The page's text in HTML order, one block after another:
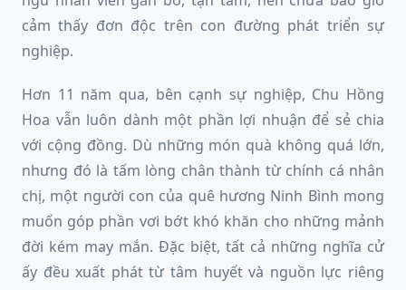
cảm thấy đơn độc trên con đường phát triển sự
nghiệp.
Hơn 11 năm qua, bên cạnh sự nghiệp, Chu Hồng
Hoa vẫn luôn dành một phần lợi nhuận để sẻ chia
với cộng đồng. Dù những món quà không quá lớn,
nhưng đó là tấm lòng chân thành từ chính cá nhân
chị, một người con của quê hương Ninh Bình mong
muốn góp phần vơi bớt khó khăn cho những mảnh
đời kém may mắn. Đặc biệt, tất cả những nghĩa cử
ấy đều xuất phát từ tâm huyết và nguồn lực riêng